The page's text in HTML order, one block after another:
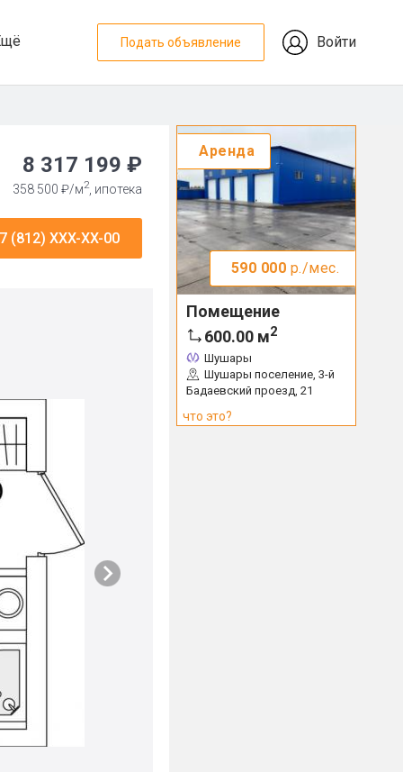
Подать объявление Войти
8 317 199 ₽
358 500 ₽/м2, ипотека
(812) XXX-XX-00
Аренда
590 000 р./мес.
Помещение
600.00 м2
Шушары
Шушары поселение, 3-й
Бадаевский проезд, 21
что это?